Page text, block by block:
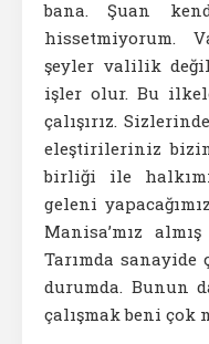
bana. Şuan
hissetmiyorum.
şeyler valilik
işler olur. Bu
çalışırız.
eleştirileriniz
birliği ile
geleni
Manisa’mız
Tarımda
durumda. Bunun
çalışmak beni çok